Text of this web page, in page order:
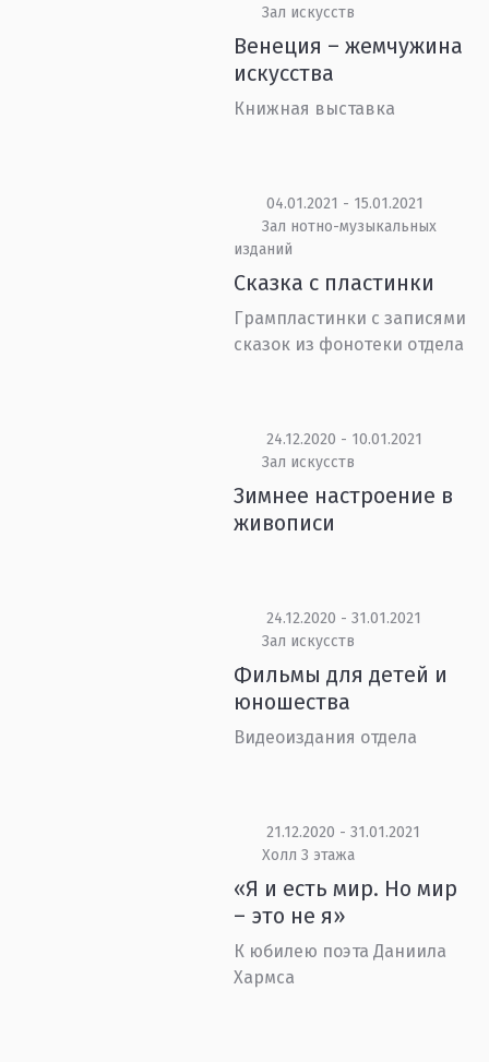
Зал искусств
Венеция – жемчужина
искусства
Книжная выставка
04.01.2021 - 15.01.2021
Зал нотно-музыкальных
изданий
Сказка с пластинки
Грампластинки с записями
сказок из фонотеки отдела
24.12.2020 - 10.01.2021
Зал искусств
Зимнее настроение в
живописи
24.12.2020 - 31.01.2021
Зал искусств
Фильмы для детей и
юношества
Видеоиздания отдела
21.12.2020 - 31.01.2021
Холл 3 этажа
«Я и есть мир. Но мир
– это не я»
К юбилею поэта Даниила
Хармса